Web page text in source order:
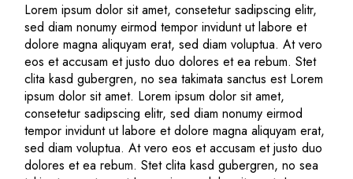
Lorem ipsum dolor sit amet, consetetur sadipscing elitr,
sed diam nonumy eirmod tempor invidunt ut labore et
dolore magna aliquyam erat, sed diam voluptua. At vero
eos et accusam et justo duo dolores et ea rebum. Stet
clita kasd gubergren, no sea takimata sanctus est Lorem
ipsum dolor sit amet. Lorem ipsum dolor sit amet,
consetetur sadipscing elitr, sed diam nonumy eirmod
tempor invidunt ut labore et dolore magna aliquyam erat,
sed diam voluptua. At vero eos et accusam et justo duo
dolores et ea rebum. Stet clita kasd gubergren, no sea